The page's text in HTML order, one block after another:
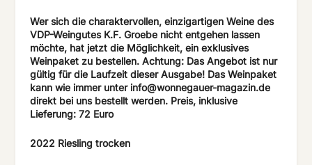
Wer sich die charaktervollen, einzigartigen Weine des
VDP-Weingutes K.F. Groebe nicht entgehen lassen
möchte, hat jetzt die Möglichkeit, ein exklusives
Weinpaket zu bestellen. Achtung: Das Angebot ist nur
gültig für die Laufzeit dieser Ausgabe! Das Weinpaket
kann wie immer unter info@wonnegauer-magazin.de
direkt bei uns bestellt werden. Preis, inklusive
Lieferung: 72 Euro
2022 Riesling trocken